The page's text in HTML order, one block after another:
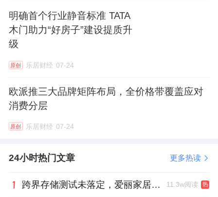
ALIAXISGROUP SA及何安华等卖方签署了
《股份购买协议》。
香港东方雨虹拟以自有资金出资约1.641亿港元
收购TheUniversal Hardware & Plastic
FactoryLimited（世界五金塑胶厂有限公司，简
称“世界五金”）100%股权。
世界五金成立于1961年，主要生产和销售
资持有中山环宇实业有限公司100%股权。
明确首个行业静音标准 TATA
木门助力“好房子”建设提质升
级
原创 乐居财经 07-24
欧派推三大品牌矩阵布局，全价格带覆盖应对
消费分层
原创 乐居财经 07-24
24小时热门文章 更多热读
跨界存储测试未落定，爱丽家居复牌前自揭多重风险 11.3w阅读 热